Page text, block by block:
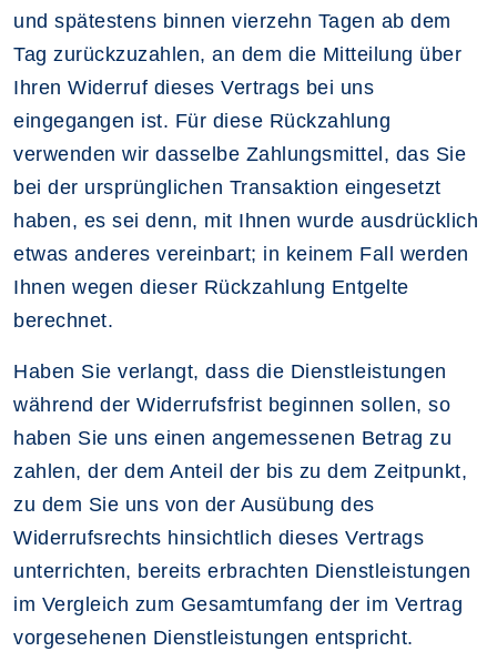
und spätestens binnen vierzehn Tagen ab dem
Tag zurückzuzahlen, an dem die Mitteilung über
Ihren Widerruf dieses Vertrags bei uns
eingegangen ist. Für diese Rückzahlung
verwenden wir dasselbe Zahlungsmittel, das Sie
bei der ursprünglichen Transaktion eingesetzt
haben, es sei denn, mit Ihnen wurde ausdrücklich
etwas anderes vereinbart; in keinem Fall werden
Ihnen wegen dieser Rückzahlung Entgelte
berechnet.
Haben Sie verlangt, dass die Dienstleistungen
während der Widerrufsfrist beginnen sollen, so
haben Sie uns einen angemessenen Betrag zu
zahlen, der dem Anteil der bis zu dem Zeitpunkt,
zu dem Sie uns von der Ausübung des
Widerrufsrechts hinsichtlich dieses Vertrags
unterrichten, bereits erbrachten Dienstleistungen
im Vergleich zum Gesamtumfang der im Vertrag
vorgesehenen Dienstleistungen entspricht.